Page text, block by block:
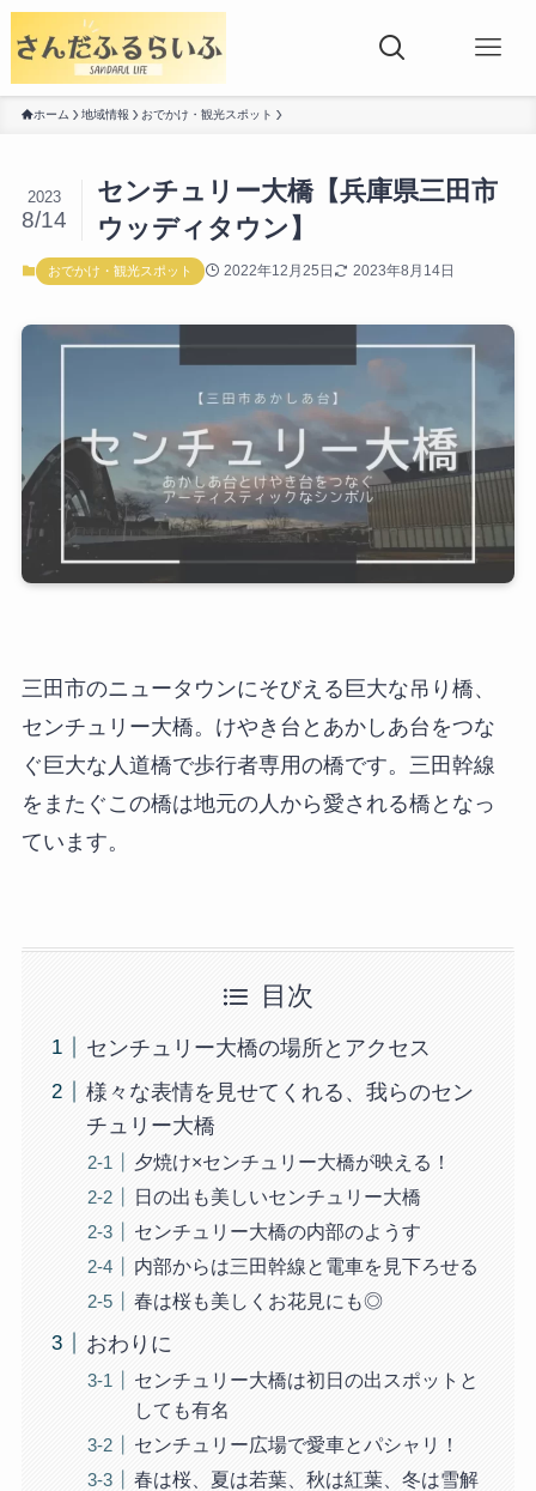
ホーム 地域情報 おでかけ・観光スポット
センチュリー大橋【兵庫県三田市
ウッディタウン】
2023
8/14
おでかけ・観光スポット 2022年12月25日 2023年8月14日
三田市のニュータウンにそびえる巨大な吊り橋、
センチュリー大橋。けやき台とあかしあ台をつな
ぐ巨大な人道橋で歩行者専用の橋です。三田幹線
をまたぐこの橋は地元の人から愛される橋となっ
ています。
目次
センチュリー大橋の場所とアクセス
様々な表情を見せてくれる、我らのセン
チュリー大橋
夕焼け×センチュリー大橋が映える！
日の出も美しいセンチュリー大橋
センチュリー大橋の内部のようす
内部からは三田幹線と電車を見下ろせる
春は桜も美しくお花見にも◎
おわりに
センチュリー大橋は初日の出スポットと
しても有名
センチュリー広場で愛車とパシャリ！
春は桜、夏は若葉、秋は紅葉、冬は雪解